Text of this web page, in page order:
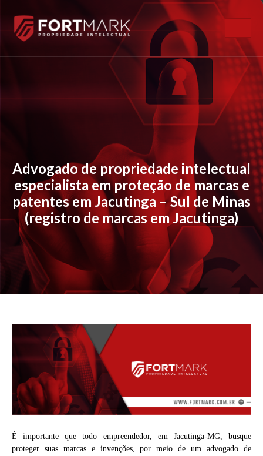
Advogado de propriedade intelectual
especialista em proteção de marcas e
patentes em Jacutinga – Sul de Minas
(registro de marcas em Jacutinga)
É importante que todo empreendedor, em Jacutinga-MG, busque
proteger suas marcas e invenções, por meio de um advogado de